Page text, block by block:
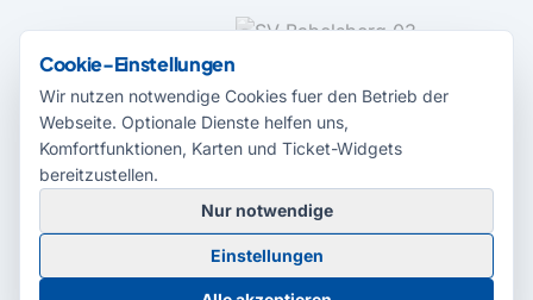
MEDIENPARTNER
© 2026 Radio Potsdam. Webseite entwickelt durch dieMedienagentur
Babelsberg
BarrierefreiheitserklärungAGBDatenschutzImpressum
Cookie-Einstellungen
Wir nutzen notwendige Cookies fuer den Betrieb der
Webseite. Optionale Dienste helfen uns,
Komfortfunktionen, Karten und Ticket-Widgets
bereitzustellen.
Nur notwendige
Einstellungen